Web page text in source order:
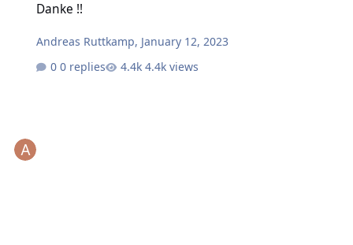
Danke !!
Andreas Ruttkamp, January 12, 2023
0 replies
4.4k views